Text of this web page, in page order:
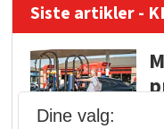
Siste artikler -
Dine valg: